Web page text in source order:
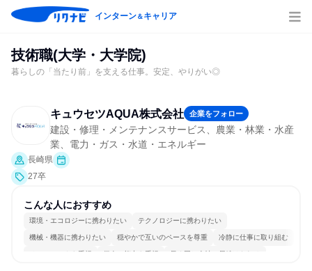
インターン＆キャリア
技術職(大学・大学院)
暮らしの「当たり前」を支える仕事。安定、やりがい◎
キュウセツAQUA株式会社 企業をフォロー
建設・修理・メンテナンスサービス、農業・林業・水産
業、電力・ガス・水道・エネルギー
長崎県
27卒
こんな人におすすめ
環境・エコロジーに携わりたい テクノロジーに携わりたい
機械・機器に携わりたい 穏やかで互いのペースを尊重 冷静に仕事に取り組む
チームワークを重視 個人の能力を重視 長く同じ会社に居続けられる